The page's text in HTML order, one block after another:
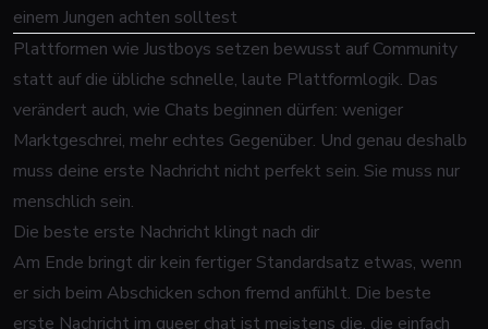
einem Jungen achten solltest
Plattformen wie Justboys setzen bewusst auf Community
statt auf die übliche schnelle, laute Plattformlogik. Das
verändert auch, wie Chats beginnen dürfen: weniger
Marktgeschrei, mehr echtes Gegenüber. Und genau deshalb
muss deine erste Nachricht nicht perfekt sein. Sie muss nur
menschlich sein.
Die beste erste Nachricht klingt nach dir
Am Ende bringt dir kein fertiger Standardsatz etwas, wenn
er sich beim Abschicken schon fremd anfühlt. Die beste
erste Nachricht im queer chat ist meistens die, die einfach